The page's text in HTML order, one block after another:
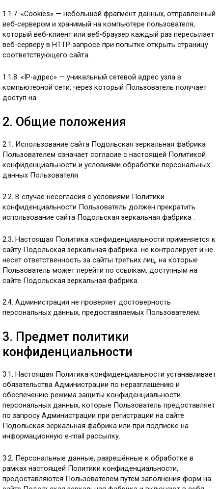
1.1.7. «Cookies» — небольшой фрагмент данных, отправленный
веб-сервером и хранимый на компьютере пользователя,
который веб-клиент или веб-браузер каждый раз пересылает
веб-серверу в HTTP-запросе при попытке открыть страницу
соответствующего сайта.
1.1.8. «IP-адрес» — уникальный сетевой адрес узла в
компьютерной сети, через который Пользователь получает
доступ на .
2. Общие положения
2.1. Использование сайта Подольская зеркальная фабрика
Пользователем означает согласие с настоящей Политикой
конфиденциальности и условиями обработки персональных
данных Пользователя.
2.2. В случае несогласия с условиями Политики
конфиденциальности Пользователь должен прекратить
использование сайта Подольская зеркальная фабрика .
2.3. Настоящая Политика конфиденциальности применяется к
сайту Подольская зеркальная фабрика. не контролирует и не
несет ответственность за сайты третьих лиц, на которые
Пользователь может перейти по ссылкам, доступным на
сайте Подольская зеркальная фабрика.
2.4. Администрация не проверяет достоверность
персональных данных, предоставляемых Пользователем.
3. Предмет политики
конфиденциальности
3.1. Настоящая Политика конфиденциальности устанавливает
обязательства Администрации по неразглашению и
обеспечению режима защиты конфиденциальности
персональных данных, которые Пользователь предоставляет
по запросу Администрации при регистрации на сайте
Подольская зеркальная фабрика или при подписке на
информационную e-mail рассылку.
3.2. Персональные данные, разрешённые к обработке в
рамках настоящей Политики конфиденциальности,
предоставляются Пользователем путём заполнения форм на